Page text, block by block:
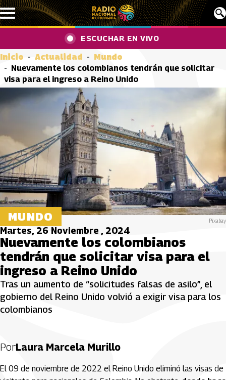
Pasar al contenido principal
ESCUCHAR EN VIVO
Inicio Actualidad
Mundo
Nuevamente los colombianos tendrán que solicitar
visa para el ingreso a Reino Unido
MUNDO Pixabay
Martes, 26 Noviembre , 2024
Nuevamente los colombianos
tendrán que solicitar visa para el
ingreso a Reino Unido
Tras un aumento de “solicitudes falsas de asilo”, el
gobierno del Reino Unido volvió a exigir visa para los
colombianos
PorLaura Marcela Murillo
El 09 de noviembre de 2022 el Reino Unido eliminó las visas de